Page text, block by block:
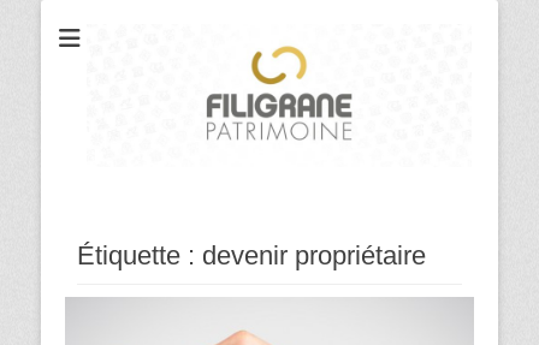
Étiquette : devenir propriétaire